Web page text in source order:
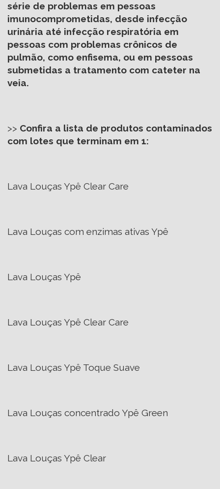
série de problemas em pessoas
imunocomprometidas, desde infecção
urinária até infecção respiratória em
pessoas com problemas crônicos de
pulmão, como enfisema, ou em pessoas
submetidas a tratamento com cateter na
veia.
>> Confira a lista de produtos contaminados
com lotes que terminam em 1:
Lava Louças Ypê Clear Care
Lava Louças com enzimas ativas Ypê
Lava Louças Ypê
Lava Louças Ypê Clear Care
Lava Louças Ypê Toque Suave
Lava Louças concentrado Ypê Green
Lava Louças Ypê Clear